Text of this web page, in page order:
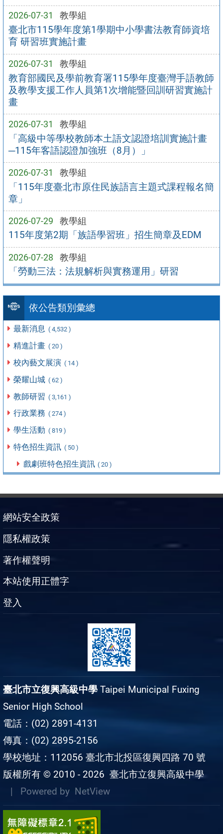
2026-07-31 教學組
臺北市115學年度第1學期中小學書法教育師資培
育 研習班實施計畫
2026-07-31 教學組
教育部國民及學前教育署115學年度臺灣手語教師
及教學支援工作人員第1次增能暨回訓研習實施計
畫
2026-07-31 教學組
「高級中等學校教師本土語文認證培訓實施計畫
─115年客語認證加強班（8月）」
2026-07-31 教學組
「115年度臺北市原住民族語言主題式課程報名簡
章」
2026-07-29 教學組
115年度第2期「族語學習班」招生簡章及EDM
2026-07-28 教學組
「勞動三法：法規解析與實務運用」研習
依公告類別彙總
最新消息 ( 4,532 )
精進計畫 ( 20 )
校內藝文展演 ( 14 )
榮耀山城 ( 62 )
教師研習 ( 3,161 )
行政業務 ( 274 )
學生活動 ( 819 )
特色招生資訊 ( 50 )
戲劇班特色招生資訊 ( 20 )
網站安全政策
隱私權政策
著作權聲明
本站使用正體字
登入
臺北市立復興高級中學 Taipei Municipal Fuxing
Senior High School
電話：(02) 2891-4131
傳真：(02) 2895-2156
學校地址：112056 臺北市北投區復興四路 70 號
版權所有 © 2010 - 2026 臺北市立復興高級中學
| Powered by NetView